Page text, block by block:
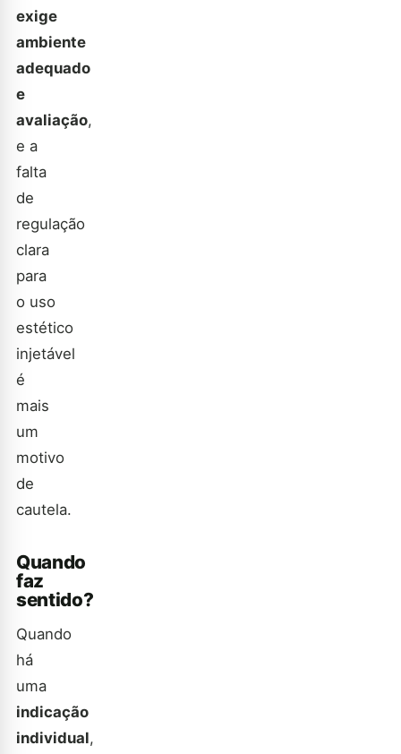
exige
ambiente
adequado
e
avaliação,
e a
falta
de
regulação
clara
para
o uso
estético
injetável
é
mais
um
motivo
de
cautela.
Quando
faz
sentido?
Quando
há
uma
indicação
individual,